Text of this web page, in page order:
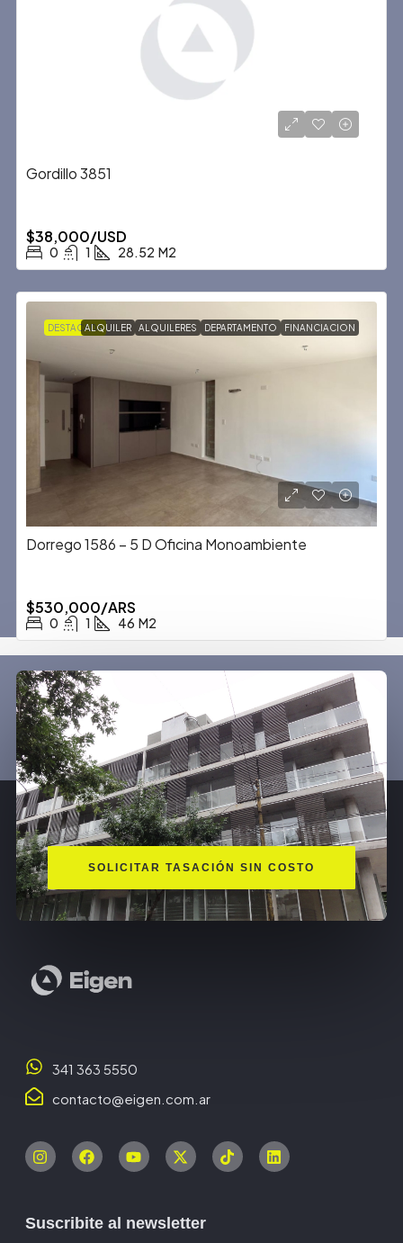
Gordillo 3851
$38,000/USD
0 1 28.52 M2
DESTACADAALQUILER ALQUILERES DEPARTAMENTO FINANCIACION
Dorrego 1586 – 5 D Oficina Monoambiente
$530,000/ARS
0 1 46 M2
SOLICITAR TASACIÓN SIN COSTO
341 363 5550
contacto@eigen.com.ar
Suscribite al newsletter